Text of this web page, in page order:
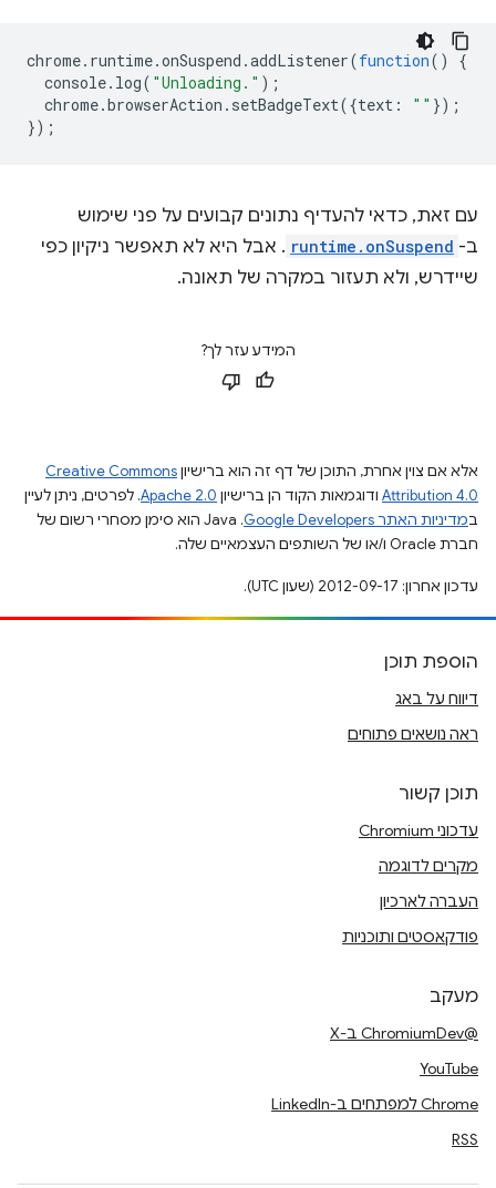
chrome. runtime.onSuspend .addListener(function()
{
console. log( "Unloading." );
chrome.browserAction . setBadgeText({text : "" });
});
עם זאת, כדאי להעדיף נתונים קבועים על פני שימוש
ב- runtime.onSuspend . אבל היא לא תאפשר ניקיון כפי
שיידרש, ולא תעזור במקרה של תאונה.
המידע עזר לך?
אלא אם צוין אחרת, התוכן של דף זה הוא ברישיוןCreative Commons
Attribution 4.0 ודוגמאות הקוד הן ברישיון Apache 2.0. לפרטים, ניתן לעיין
במדיניות האתר Google Developers‏
.‏ Java הוא סימן מסחרי רשום של
חברת Oracle ו/או של השותפים העצמאיים שלה.
עדכון אחרון: 2012-09-17 (שעון UTC).
הוספת תוכן
דיווח על באג
ראה נושאים פתוחים
תוכן קשור
עדכוני Chromium
מקרים לדוגמה
העברה לארכיון
פודקאסטים ותוכניות
מעקב
@ChromiumDev ב-X
YouTube
Chrome למפתחים ב-LinkedIn
RSS